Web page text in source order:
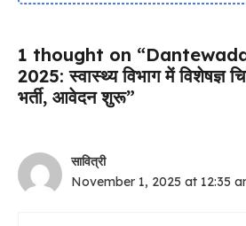
1 thought on
2025: स्वास्थ्य विभाग में विशेषज्ञ
भर्ती, आवेदन शुरू”
सावित्री
November 1, 2025 at 12:35